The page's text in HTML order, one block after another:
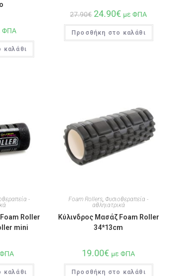
ΦΠΑ
καλάθι
27.90€ 24.90€ με ΦΠΑ
Προσθήκη στο καλάθι
-
Roller
mini
καλάθι
Foam Rollers,Φυσιοθεραπεία -
αθληιατρικά
Κύλινδρος Μασάζ Foam Roller
34*13cm
19.00€ με ΦΠΑ
Προσθήκη στο καλάθι